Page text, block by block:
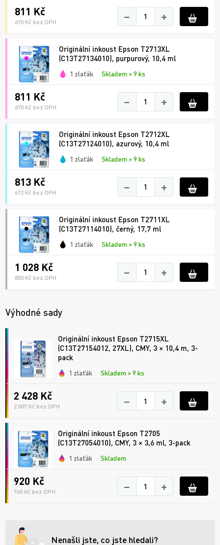
811 Kč
670 Kč bez DPH − +
Originální inkoust Epson T2713XL
(C13T27134010), purpurový, 10,4 ml
1 zlaťák Skladem > 9 ks
811 Kč
670 Kč bez DPH − +
Originální inkoust Epson T2712XL
(C13T27124010), azurový, 10,4 ml
1 zlaťák Skladem > 9 ks
813 Kč
672 Kč bez DPH − +
Originální inkoust Epson T2711XL
(C13T27114010), černý, 17,7 ml
1 zlaťák Skladem > 9 ks
1 028 Kč
850 Kč bez DPH − +
Výhodné sady
Originální inkoust Epson T2715XL
(C13T27154012, 27XL), CMY, 3 × 10,4 m, 3-
pack
1 zlaťák Skladem > 9 ks
2 428 Kč
2 007 Kč bez DPH − +
Originální inkoust Epson T2705
(C13T27054010), CMY, 3 × 3,6 ml, 3-pack
1 zlaťák Skladem
920 Kč
760 Kč bez DPH − +
Nenašli jste, co jste hledali?